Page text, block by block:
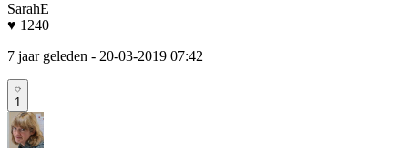
SarahE
♥ 1240
7 jaar geleden - 20-03-2019 07:42
1